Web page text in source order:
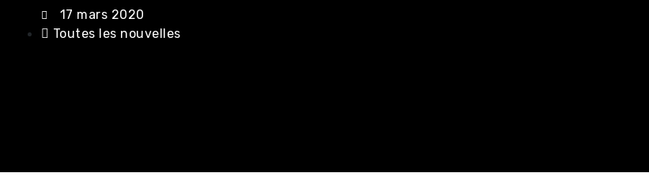
17 mars 2020
Toutes les nouvelles